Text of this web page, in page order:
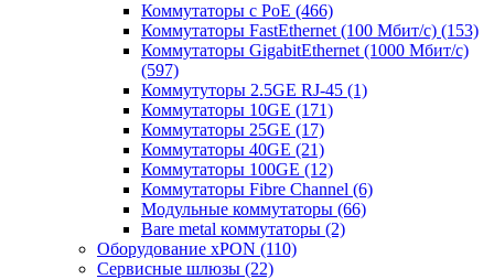
Коммутаторы с PoE (466)
Коммутаторы FastEthernet (100 Мбит/с) (153)
Коммутаторы GigabitEthernet (1000 Мбит/с)
(597)
Коммутуторы 2.5GE RJ-45 (1)
Коммутаторы 10GE (171)
Коммутаторы 25GE (17)
Коммутаторы 40GE (21)
Коммутаторы 100GE (12)
Коммутаторы Fibre Channel (6)
Модульные коммутаторы (66)
Bare metal коммутаторы (2)
Оборудование xPON (110)
Сервисные шлюзы (22)